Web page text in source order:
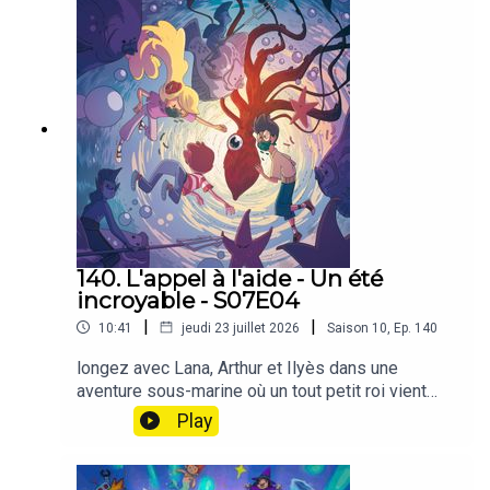
140. L'appel à l'aide - Un été
incroyable - S07E04
10:41 | jeudi 23 juillet 2026 | Saison 10, Ep. 140
longez avec Lana, Arthur et Ilyès dans une
aventure sous-marine où un tout petit roi vient
demander une très grande aide 🌊🧝‍♂️🐙Sur la
plage, Tornado aboie sans relâche contre un
rocher. Dans une minuscule cavité se cache Récif,
roi des elfes des mers, haut de dix centimètres à
Play